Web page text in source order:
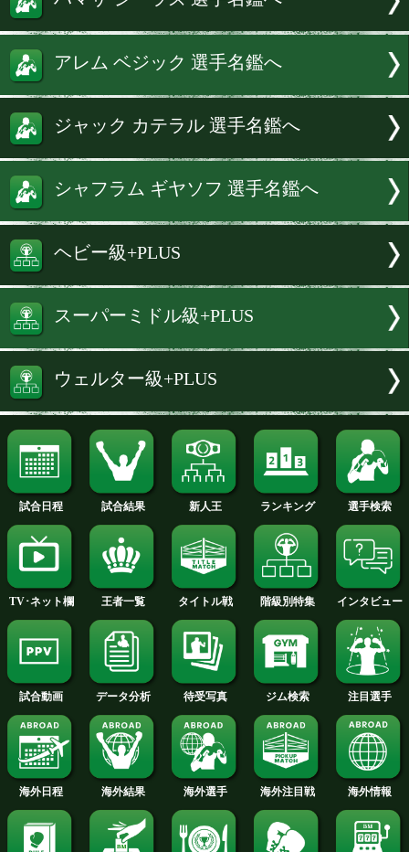
WBAウェルター級特集
オレクサンドル ウシク 選手名鑑へ
リコ ヴァーホーベン 選手名鑑へ
ハマザ シーラズ 選手名鑑へ
ジャック カテラル 選手名鑑へ
シャフラム ギヤソフ 選手名鑑へ
ヘビー級+PLUS
スーパーミドル級+PLUS
ウェルター級+PLUS